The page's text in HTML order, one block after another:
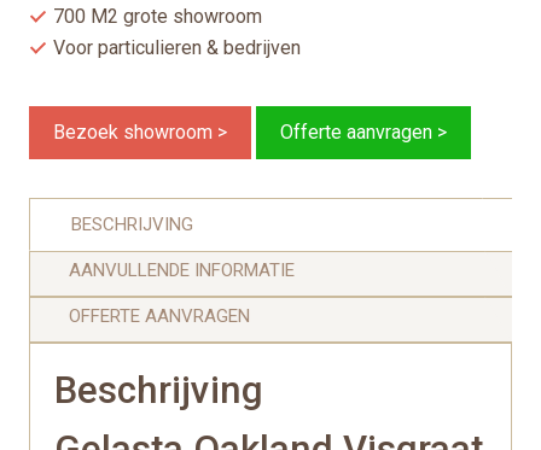
700 M2 grote showroom
Voor particulieren & bedrijven
Bezoek showroom > Offerte aanvragen >
BESCHRIJVING
AANVULLENDE INFORMATIE
OFFERTE AANVRAGEN
Beschrijving